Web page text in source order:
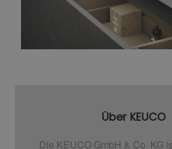
Über KEUCO
Die KEUCO GmbH & Co. KG